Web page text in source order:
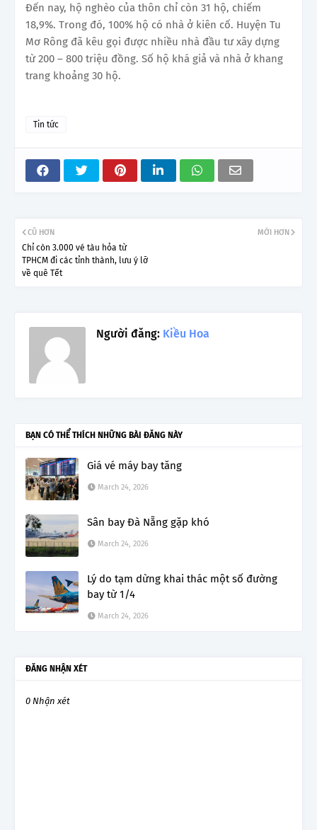
Đến nay, hộ nghèo của thôn chỉ còn 31 hộ, chiếm
18,9%. Trong đó, 100% hộ có nhà ở kiên cố. Huyện Tu
Mơ Rông đã kêu gọi được nhiều nhà đầu tư xây dựng
từ 200 – 800 triệu đồng. Số hộ khá giả và nhà ở khang
trang khoảng 30 hộ.
Tin tức
MỚI HƠN
CŨ HƠN
Chỉ còn 3.000 vé tàu hỏa từ
TPHCM đi các tỉnh thành, lưu ý lỡ
về quê Tết
Người đăng: Kiều Hoa
BẠN CÓ THỂ THÍCH NHỮNG BÀI ĐĂNG NÀY
Giá vé máy bay tăng
March 24, 2026
Sân bay Đà Nẵng gặp khó
March 24, 2026
Lý do tạm dừng khai thác một số đường
bay từ 1/4
March 24, 2026
ĐĂNG NHẬN XÉT
0 Nhận xét